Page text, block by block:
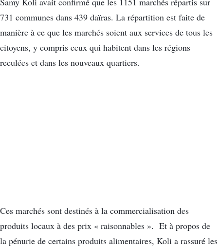
731 communes dans 439 daïras. La répartition est faite de
manière à ce que les marchés soient aux services de tous les
citoyens, y compris ceux qui habitent dans les régions
reculées et dans les nouveaux quartiers.
Ces marchés sont destinés à la commercialisation des
produits locaux à des prix « raisonnables ». Et à propos de
la pénurie de certains produits alimentaires, Koli a rassuré les